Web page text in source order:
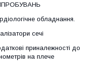
обладнання.
сечі
приналежності до
на плече